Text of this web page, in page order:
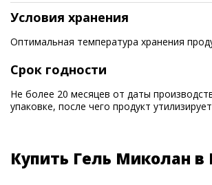
Условия хранения
Оптимальная температура хранения
Срок годности
Не более 20 месяцев от даты
упаковке, после чего продукт
Купить Гель Миколан